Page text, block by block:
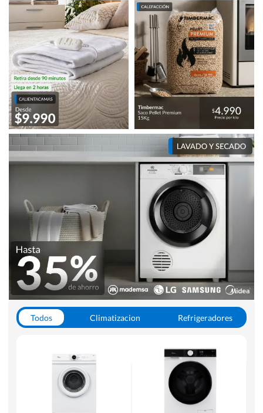
Todos Climatizacion
Refrigeradores
Otros